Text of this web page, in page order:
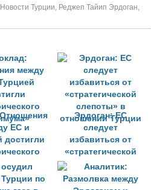
Новости Турции, Реджеп Тайип Эрдоган,
ЕС и
достигли
Эрдоган: ЕС
следует
избавиться от
«стратегической
слепоты» в
отношении Турции